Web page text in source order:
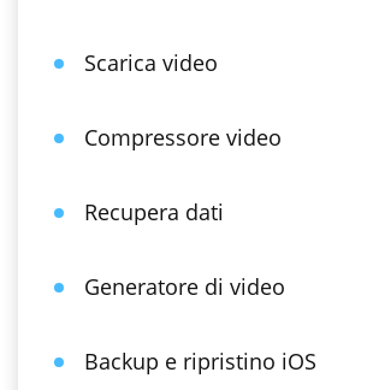
Scarica video
Compressore video
Recupera dati
Generatore di video
Backup e ripristino iOS